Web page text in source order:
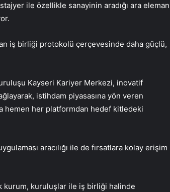
ile özellikle sanayinin aradığı ara eleman
iş birliği protokolü çerçevesinde daha güçlü,
Kayseri Kariyer Merkezi, inovatif
istihdam piyasasına yön veren
hemen her platformdan hedef kitledeki
aracılığı ile de fırsatlara kolay erişim
kurum, kuruluşlar ile iş birliği halinde